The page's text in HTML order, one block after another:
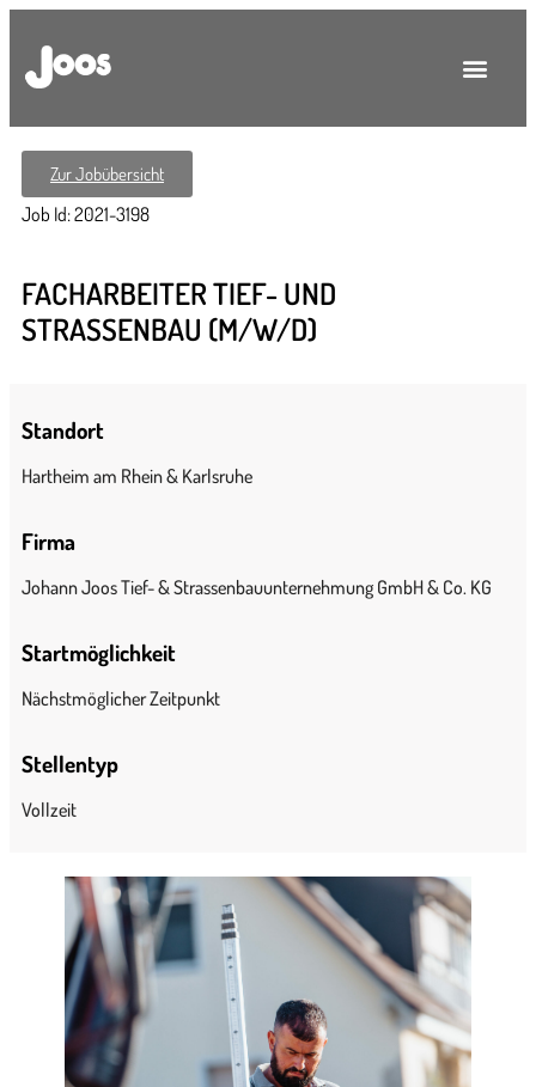
Zur Jobübersicht
Job Id: 2021-3198
FACHARBEITER TIEF- UND
STRASSENBAU (M/W/D)
Standort
Hartheim am Rhein & Karlsruhe
Firma
Johann Joos Tief- & Strassenbauunternehmung GmbH & Co. KG
Startmöglichkeit
Nächstmöglicher Zeitpunkt
Stellentyp
Vollzeit